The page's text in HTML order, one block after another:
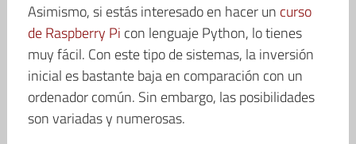
Asimismo, si estás interesado en hacer un curso
de Raspberry Pi con lenguaje Python, lo tienes
muy fácil. Con este tipo de sistemas, la inversión
inicial es bastante baja en comparación con un
ordenador común. Sin embargo, las posibilidades
son variadas y numerosas.